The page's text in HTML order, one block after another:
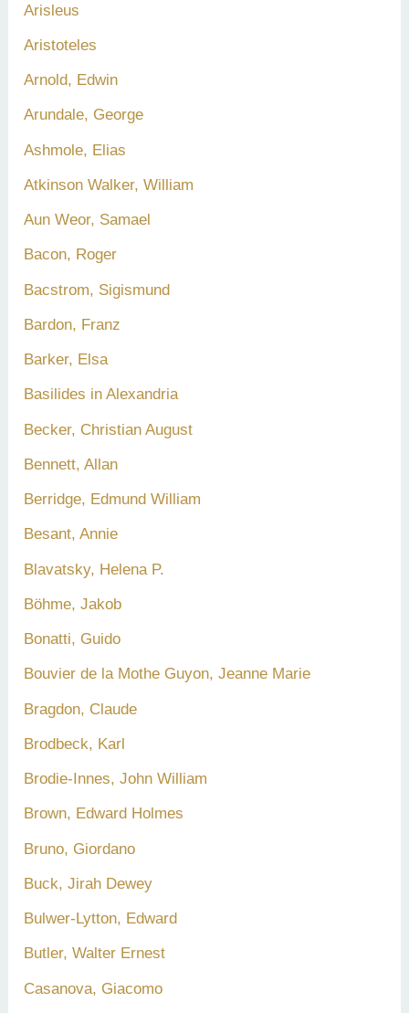
Arisleus
Aristoteles
Arnold, Edwin
Arundale, George
Ashmole, Elias
Atkinson Walker, William
Aun Weor, Samael
Bacon, Roger
Bacstrom, Sigismund
Bardon, Franz
Barker, Elsa
Basilides in Alexandria
Becker, Christian August
Bennett, Allan
Berridge, Edmund William
Besant, Annie
Blavatsky, Helena P.
Böhme, Jakob
Bonatti, Guido
Bouvier de la Mothe Guyon, Jeanne Marie
Bragdon, Claude
Brodbeck, Karl
Brodie-Innes, John William
Brown, Edward Holmes
Bruno, Giordano
Buck, Jirah Dewey
Bulwer-Lytton, Edward
Butler, Walter Ernest
Casanova, Giacomo